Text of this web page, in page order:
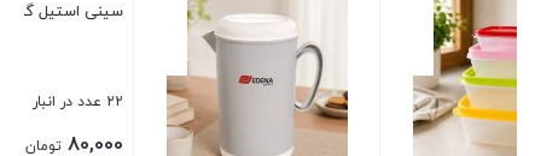
سینی استیل گرد لبه دالبر قطر 16
22 عدد در انبار
80,000
سبد پیک نیک متوسط
1 عدد در انبار
400,000 تومان